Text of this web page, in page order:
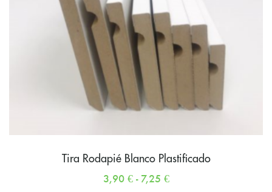
Tira Rodapié Blanco Plastificado
3,90 € - 7,25 €